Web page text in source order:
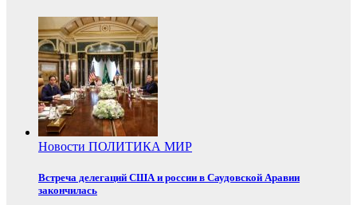
Новости ПОЛИТИКА МИР
Встреча делегаций США и россии в Саудовской Аравии
закончилась